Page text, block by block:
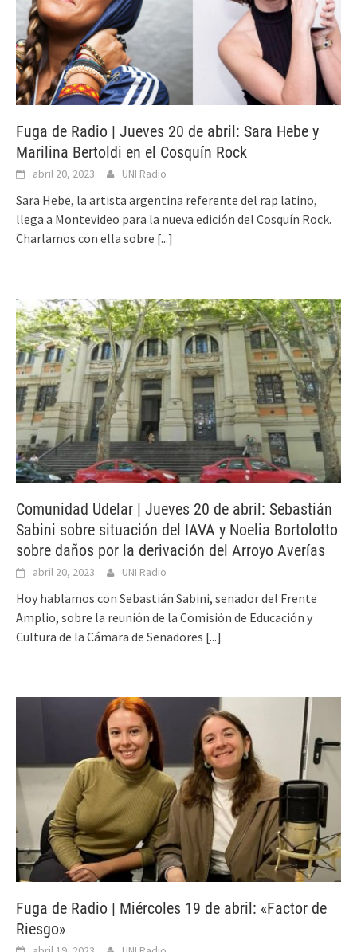
Fuga de Radio | Jueves 20 de abril: Sara Hebe y
Marilina Bertoldi en el Cosquín Rock
abril 20, 2023 UNI Radio
Sara Hebe, la artista argentina referente del rap latino,
llega a Montevideo para la nueva edición del Cosquín Rock.
Charlamos con ella sobre [...]
Comunidad Udelar | Jueves 20 de abril: Sebastián
Sabini sobre situación del IAVA y Noelia Bortolotto
sobre daños por la derivación del Arroyo Averías
abril 20, 2023 UNI Radio
Hoy hablamos con Sebastián Sabini, senador del Frente
Amplio, sobre la reunión de la Comisión de Educación y
Cultura de la Cámara de Senadores [...]
Fuga de Radio | Miércoles 19 de abril: «Factor de
Riesgo»